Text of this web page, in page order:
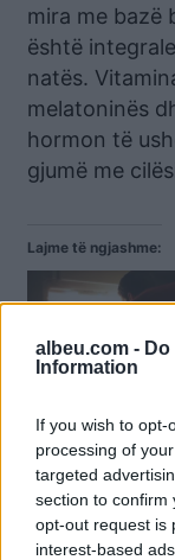
albeu.com -
Information
If you wish to
processing of
targeted
section to confirm
opt-out request is
interest-based
mira me bazë
është
natës.
melatoninës
hormon të
gjumë me
Lajme të ngjashme:
6 ushqimet e
“parrezikshme” që
rekomandojë
nutricionistët për
vona